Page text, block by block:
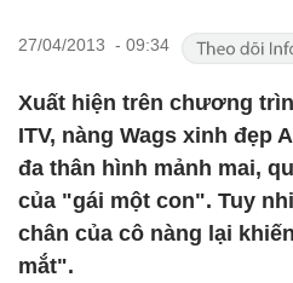
27/04/2013 - 09:34
Xuất hiện trên chương
ITV, nàng Wags xinh đẹp
đa thân hình mảnh mai,
của "gái một con". Tuy
chân của cô nàng lại
mắt".